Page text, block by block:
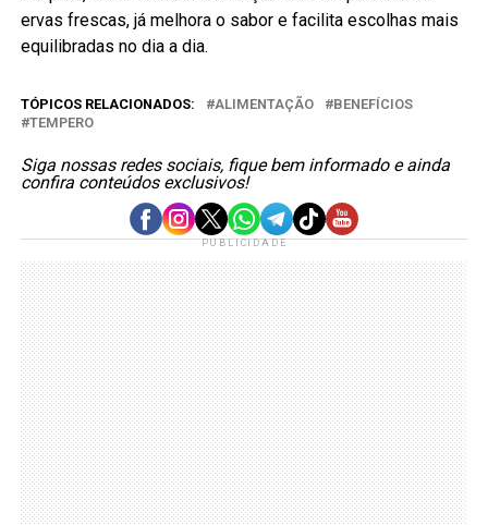
ervas frescas, já melhora o sabor e facilita escolhas mais
equilibradas no dia a dia.
TÓPICOS RELACIONADOS: ALIMENTAÇÃO
BENEFÍCIOS
TEMPERO
Siga nossas redes sociais, fique bem informado e ainda
confira conteúdos exclusivos!
PUBLICIDADE